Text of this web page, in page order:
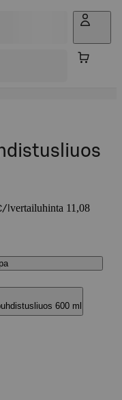
l vertailuhinta 11,08
600 ml